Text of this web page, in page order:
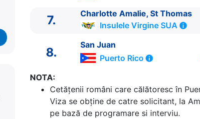
----------------------------------------
San Juan Puerto Rico ⚓ - 16:00
Road Town, Tortola
3. Basseterre Saint Kitts and Nevis
Bridgetown
5. Castries
6.
Philipsburg Sint Maarten 09:00 -
Charlotte Amalie, St Thomas Insulele
17:00
7. Charlotte Amalie, St Thomas
Insulele Virgine SUA
8.
San Juan
Puerto Rico
NOTA:
Cetăţenii români care călătoresc în
Viza se obține de catre solicitant, la
pe bază de programare si interviu.